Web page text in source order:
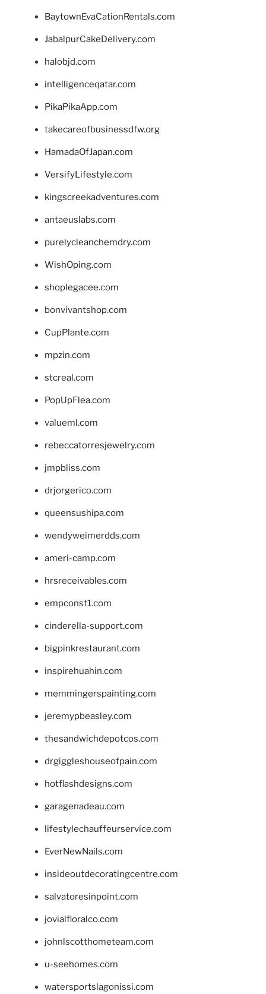
BaytownEvaCationRentals.com
JabalpurCakeDelivery.com
halobjd.com
intelligenceqatar.com
PikaPikaApp.com
takecareofbusinessdfw.org
HamadaOfJapan.com
VersifyLifestyle.com
kingscreekadventures.com
antaeuslabs.com
purelycleanchemdry.com
WishOping.com
shoplegacee.com
bonvivantshop.com
CupPlante.com
mpzin.com
stcreal.com
PopUpFlea.com
valueml.com
rebeccatorresjewelry.com
jmpbliss.com
drjorgerico.com
queensushipa.com
wendyweimerdds.com
ameri-camp.com
hrsreceivables.com
empconst1.com
cinderella-support.com
bigpinkrestaurant.com
inspirehuahin.com
memmingerspainting.com
jeremypbeasley.com
thesandwichdepotcos.com
drgiggleshouseofpain.com
hotflashdesigns.com
garagenadeau.com
lifestylechauffeurservice.com
EverNewNails.com
insideoutdecoratingcentre.com
salvatoresinpoint.com
jovialfloralco.com
johnlscotthometeam.com
u-seehomes.com
watersportslagonissi.com